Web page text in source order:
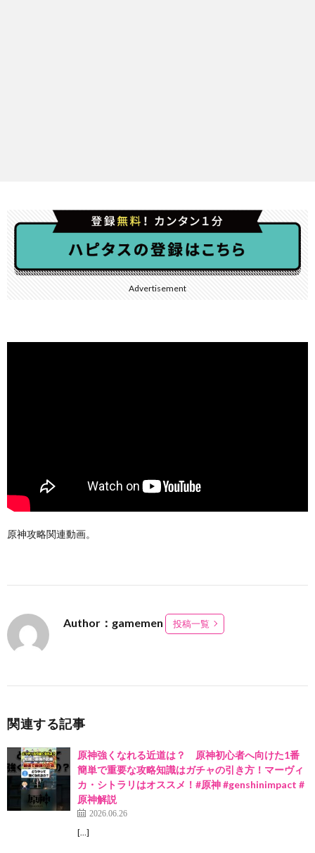
Advertisement
原神攻略関連動画。
Author：gamemen 投稿一覧
関連する記事
原神強くなれる近道は？ 原神初心者へ向けた1番
簡単で重要な攻略知識はガチャの引き方！マーヴィ
カ・シトラリはオススメ！#原神 #genshinimpact #
原神解説
2026.06.26
[…]